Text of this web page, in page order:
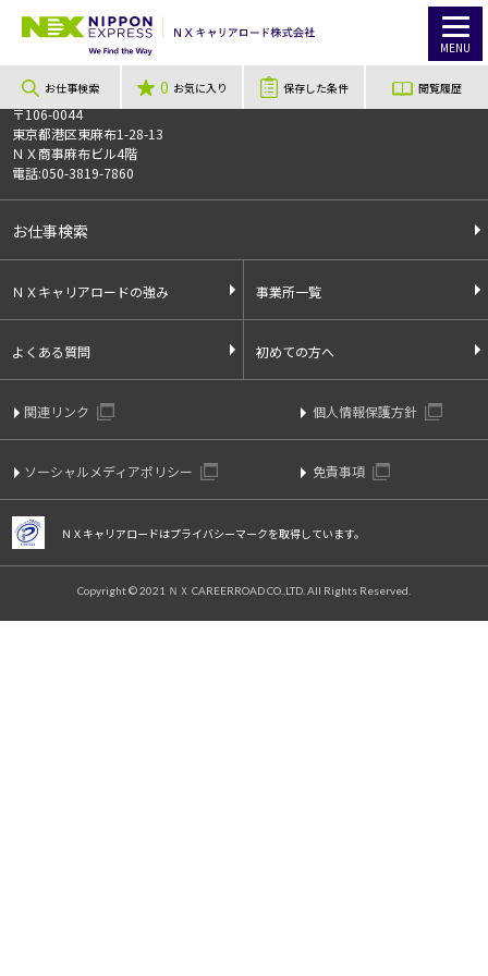
MENU
お仕事検索 0 お気に入り 保存した条件 閲覧履歴
TOP お仕事検索
このお仕事は非公開のお仕事です
お仕事番号013930
〒106-0044
東京都港区東麻布1-28-13
ＮＸ商事麻布ビル4階
電話:050-3819-7860
お仕事検索
ＮＸキャリアロードの強み 事業所一覧
よくある質問 初めての方へ
関連リンク 個人情報保護方針
ソーシャルメディアポリシー 免責事項
ＮＸキャリアロードはプライバシーマークを取得しています。
Copyright © 2021 ＮＸ CAREERROAD CO.,LTD. All Rights Reserved.